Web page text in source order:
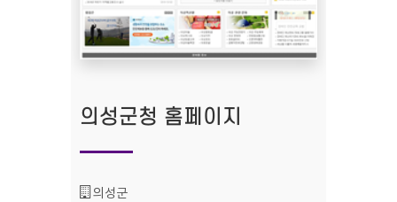
의성군청 홈페이지
기관명 :
의성군